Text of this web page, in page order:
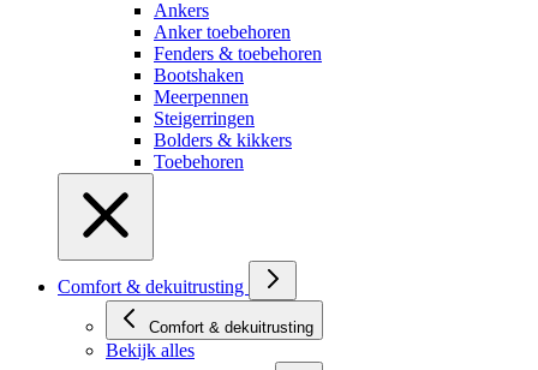
Ankers
Anker toebehoren
Fenders & toebehoren
Bootshaken
Meerpennen
Steigerringen
Bolders & kikkers
Toebehoren
Comfort & dekuitrusting
Comfort & dekuitrusting
Bekijk alles